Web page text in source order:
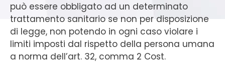
può essere obbligato ad un determinato
trattamento sanitario se non per disposizione
di legge, non potendo in ogni caso violare i
limiti imposti dal rispetto della persona umana
a norma dell’art. 32, comma 2 Cost.